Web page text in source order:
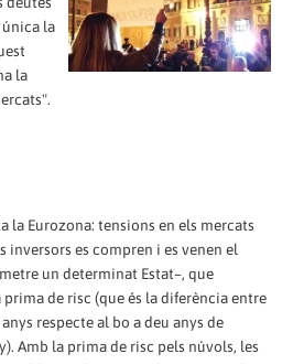
única la
la
la Eurozona: tensions en els mercats
inversors es compren i es venen el
un determinat Estat–, que
de risc (que és la diferència entre
respecte al bo a deu anys de
Amb la prima de risc pels núvols, les